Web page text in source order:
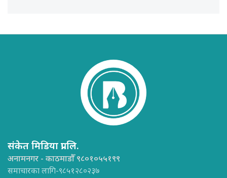
संकेत मिडिया प्रा.लि.
अनामनगर - काठमाडौँ ९८०१०५५१९९
समाचारका लागि-९८५१२८०२३७